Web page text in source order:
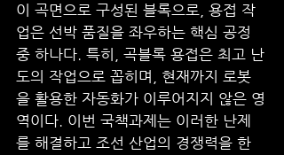
이 곡면으로 구성된 블록으로, 용접 작
업은 선박 품질을 좌우하는 핵심 공정
중 하나다. 특히, 곡블록 용접은 최고 난
도의 작업으로 꼽히며, 현재까지 로봇
을 활용한 자동화가 이루어지지 않은 영
역이다. 이번 국책과제는 이러한 난제
를 해결하고 조선 산업의 경쟁력을 한